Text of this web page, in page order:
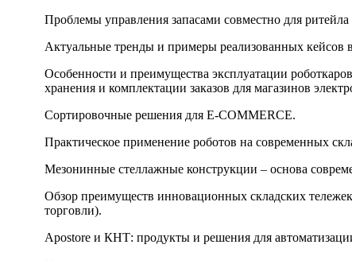
Проблемы управления запасами совместно для
Актуальные тренды и примеры реализованных кейсов
Особенности и преимущества эксплуатации
хранения и комплектации заказов для магазинов
Сортировочные решения для E-COMMERCE.
Практическое применение роботов на современных
Мезонинные стеллажные конструкции – основа
Обзор преимуществ инновационных складских
торговли).
Apostore и КНТ: продукты и решения для